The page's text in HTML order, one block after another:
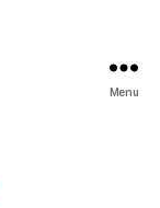
Menu